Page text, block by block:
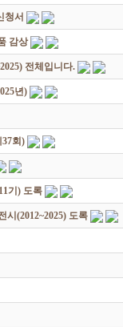
청서
감상
전체입니다.
년)
회)
기) 도록
시(2012~2025) 도록